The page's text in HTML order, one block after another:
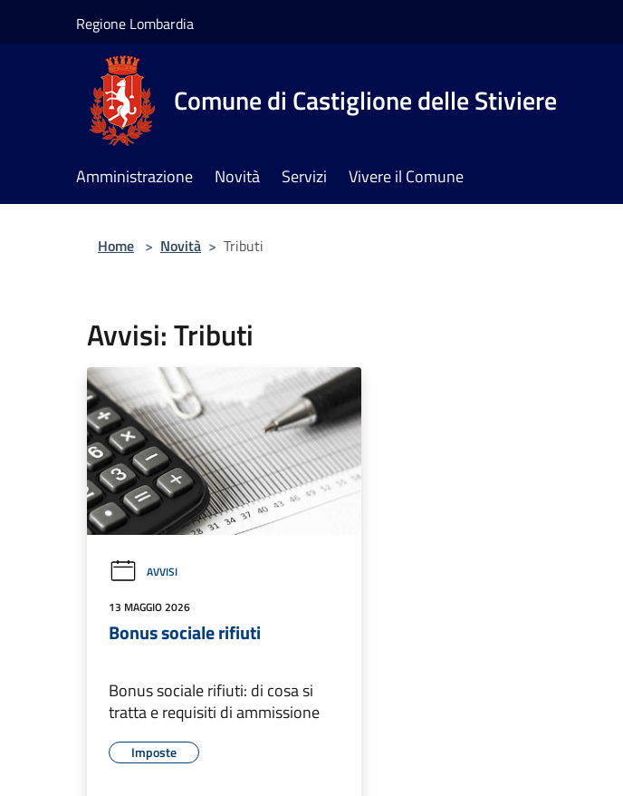
Regione Lombardia
Comune di Castiglione delle Stiviere
Amministrazione Novità Servizi Vivere il Comune
Home > Novità > Tributi
Avvisi: Tributi
AVVISI
13 MAGGIO 2026
Bonus sociale rifiuti
Bonus sociale rifiuti: di cosa si
tratta e requisiti di ammissione
Imposte